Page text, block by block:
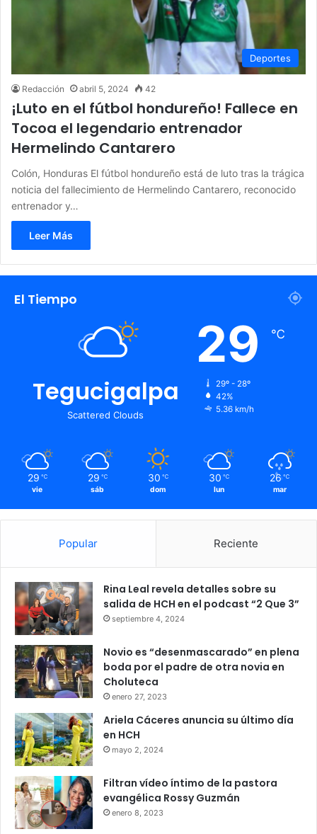
Deportes
Redacción abril 5, 2024 42
¡Luto en el fútbol hondureño! Fallece en
Tocoa el legendario entrenador
Hermelindo Cantarero
Colón, Honduras El fútbol hondureño está de luto tras la trágica
noticia del fallecimiento de Hermelindo Cantarero, reconocido
entrenador y…
Leer Más
El Tiempo
Tegucigalpa
Scattered Clouds
29 ℃
29º - 28º
42%
5.36 km/h
29 ℃
vie
29 ℃
sáb
30 ℃
dom
30 ℃
lun
26 ℃
mar
Popular Reciente
Rina Leal revela detalles sobre su
salida de HCH en el podcast “2 Que 3”
septiembre 4, 2024
Novio es “desenmascarado” en plena
boda por el padre de otra novia en
Choluteca
enero 27, 2023
Ariela Cáceres anuncia su último día
en HCH
mayo 2, 2024
Filtran vídeo íntimo de la pastora
evangélica Rossy Guzmán
enero 8, 2023